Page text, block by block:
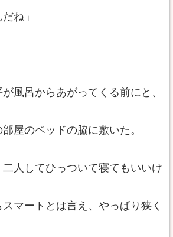
ね」
風呂からあがってくる前にと、
屋のベッドの脇に敷いた。
二人してひっついて寝てもいいけ
マートとは言え、やっぱり狭く